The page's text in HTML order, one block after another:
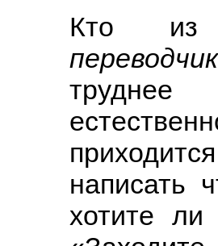
Кто
написать
хотите